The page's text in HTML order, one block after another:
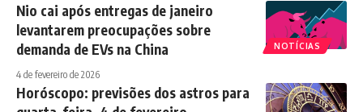
NOTÍCIAS
Nio cai após entregas de janeiro
levantarem preocupações sobre
demanda de EVs na China
4 de fevereiro de 2026
Horóscopo: previsões dos astros para